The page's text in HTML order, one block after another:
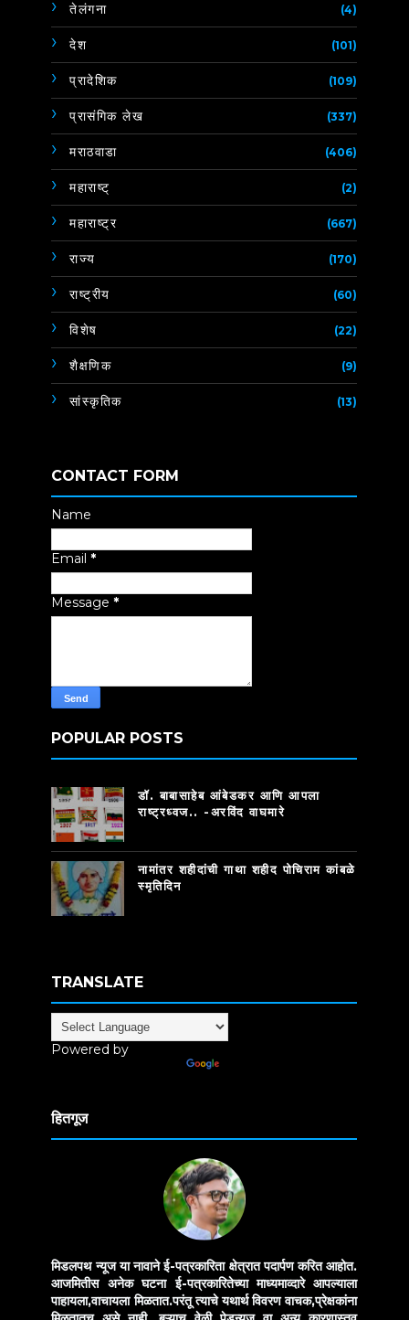
तेलंगना (4)
देश (101)
प्रादेशिक (109)
प्रासंगिक लेख (337)
मराठवाडा (406)
महाराष्ट् (2)
महाराष्ट्र (667)
राज्य (170)
राष्ट्रीय (60)
विशेष (22)
शैक्षणिक (9)
सांस्कृतिक (13)
CONTACT FORM
Name
Email *
Message *
POPULAR POSTS
डॉ. बाबासाहेब आंबेडकर आणि आपला
राष्ट्रध्वज.. -अरविंद वाघमारे
नामांतर शहीदांची गाथा शहीद पोचिराम कांबळे
स्मृतिदिन
TRANSLATE
Powered by
हितगूज
मिडलपथ न्यूज या नावाने ई-पत्रकारिता क्षेत्रात पदार्पण करित आहोत.
आजमितीस अनेक घटना ई-पत्रकारितेच्या माध्यमाव्दारे आपल्याला
पाहायला,वाचायला मिळतात.परंतू त्याचे यथार्थ विवरण वाचक,प्रेक्षकांना